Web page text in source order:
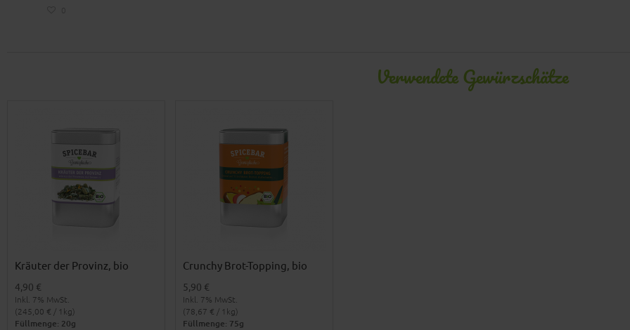
Verwendete Gewürzschätze
Kräuter der Provinz, bio
4,90 €
Inkl. 7% MwSt.
(245,00 € / 1kg)
Füllmenge: 20g
Crunchy Brot-Topping, bio
5,90 €
Inkl. 7% MwSt.
(78,67 € / 1kg)
Füllmenge: 75g